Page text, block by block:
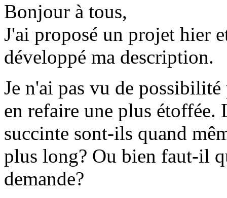
Bonjour à tous,
J'ai proposé un projet hier
développé ma description.
Je n'ai pas vu de
en refaire une plus étoffée.
succinte sont-ils quand
plus long? Ou bien faut-il
demande?